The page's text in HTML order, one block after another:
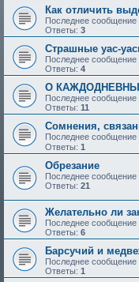
Как отличить
Последнее сообщение
Ответы: 3
Страшные уас-
Последнее сообщение
Ответы: 4
О
Последнее сообщение
Ответы: 11
Сомнения,
Последнее сообщение
Ответы: 1
Обрезание
Последнее сообщение
Ответы: 21
Желательно ли
Последнее сообщение
Ответы: 6
Барсучий и
Последнее сообщение
Ответы: 1